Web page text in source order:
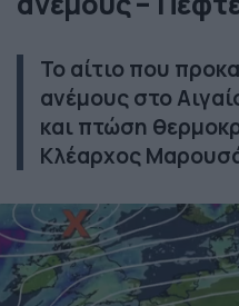
Το αίτιο που
ανέμους στο
και πτώση
Κλέαρχος